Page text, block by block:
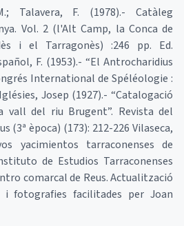
Talavera, F. (1978).- Catàleg
Vol. 2 (l'Alt Camp, la Conca de
i el Tarragonès) :246 pp. Ed.
F. (1953).- “El Antrocharidius
International de Spéléologie :
Josep (1927).- “Catalogació
vall del riu Brugent”. Revista del
(3ª època) (173): 212-226 Vilaseca,
yacimientos tarraconenses de
de Estudios Tarraconenses
comarcal de Reus. Actualització
i fotografies facilitades per Joan